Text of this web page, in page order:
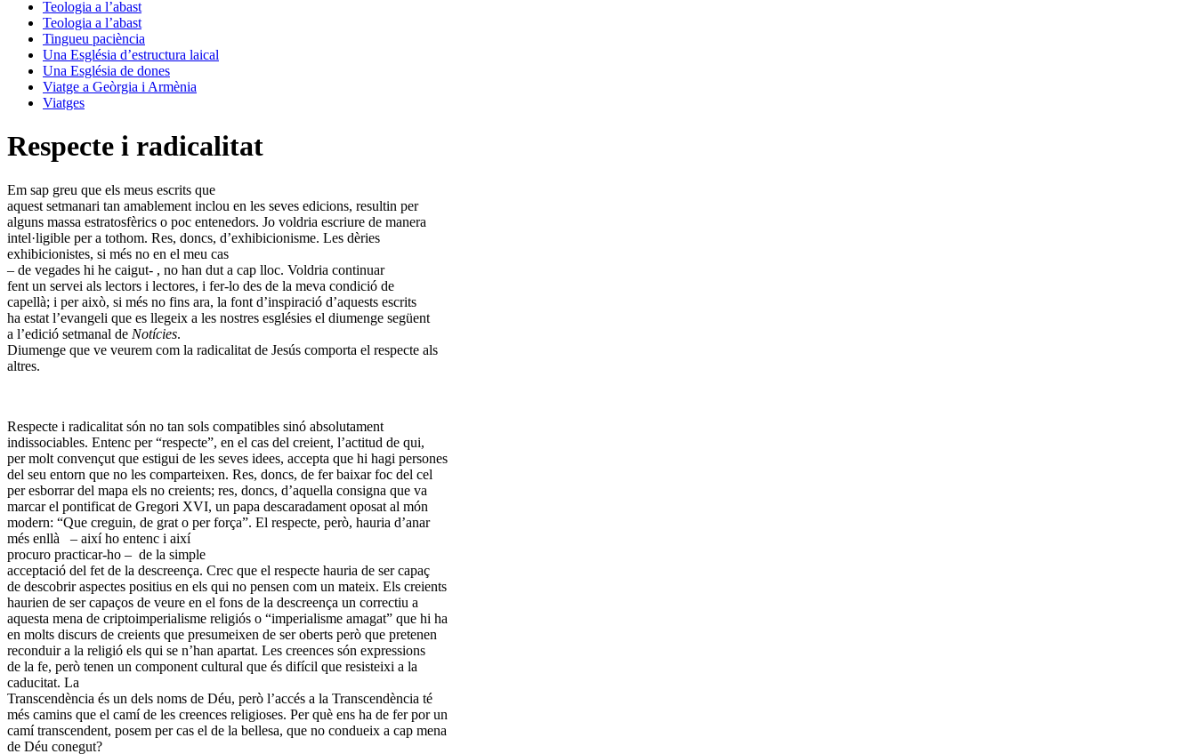
Teologia a l’abast
Teologia a l’abast
Tingueu paciència
Una Església d’estructura laical
Una Església de dones
Viatge a Geòrgia i Armènia
Viatges
Respecte i radicalitat
Em sap greu que els meus escrits que
aquest setmanari tan amablement inclou en les seves edicions, resultin per
alguns massa estratosfèrics o poc entenedors. Jo voldria escriure de manera
intel·ligible per a tothom. Res, doncs, d’exhibicionisme. Les dèries
exhibicionistes, si més no en el meu cas
– de vegades hi he caigut- , no han dut a cap lloc. Voldria continuar
fent un servei als lectors i lectores, i fer-lo des de la meva condició de
capellà; i per això, si més no fins ara, la font d’inspiració d’aquests escrits
ha estat l’evangeli que es llegeix a les nostres esglésies el diumenge següent
a l’edició setmanal de Notícies.
Diumenge que ve veurem com la radicalitat de Jesús comporta el respecte als
altres.
Respecte i radicalitat són no tan sols compatibles sinó absolutament
indissociables. Entenc per “respecte”, en el cas del creient, l’actitud de qui,
per molt convençut que estigui de les seves idees, accepta que hi hagi persones
del seu entorn que no les comparteixen. Res, doncs, de fer baixar foc del cel
per esborrar del mapa els no creients; res, doncs, d’aquella consigna que va
marcar el pontificat de Gregori XVI, un papa descaradament oposat al món
modern: “Que creguin, de grat o per força”. El respecte, però, hauria d’anar
més enllà – així ho entenc i així
procuro practicar-ho – de la simple
acceptació del fet de la descreença. Crec que el respecte hauria de ser capaç
de descobrir aspectes positius en els qui no pensen com un mateix. Els creients
haurien de ser capaços de veure en el fons de la descreença un correctiu a
aquesta mena de criptoimperialisme religiós o “imperialisme amagat” que hi ha
en molts discurs de creients que presumeixen de ser oberts però que pretenen
reconduir a la religió els qui se n’han apartat. Les creences són expressions
de la fe, però tenen un component cultural que és difícil que resisteixi a la
caducitat. La
Transcendència és un dels noms de Déu, però l’accés a la Transcendència té
més camins que el camí de les creences religioses. Per què ens ha de fer por un
camí transcendent, posem per cas el de la bellesa, que no condueix a cap mena
de Déu conegut?